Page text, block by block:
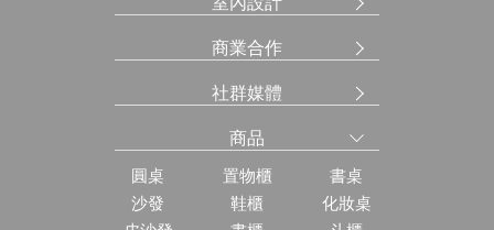
商業合作
社群媒體
商品
圓桌
沙發
置物櫃
鞋櫃
書桌
化妝桌